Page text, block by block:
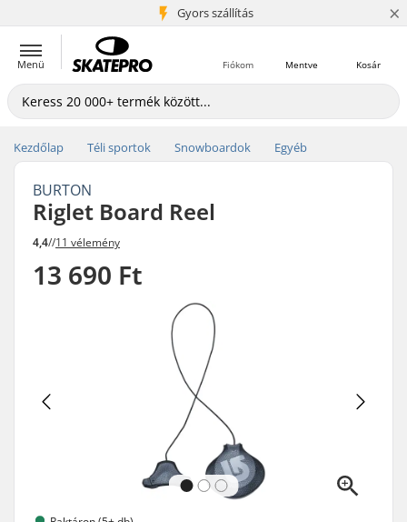
Gyors szállítás
5+ millió ügyfél ×
Menü Kosár
Mentve
Fiókom
Kezdőlap Téli sportok Snowboardok Egyéb
BURTON
Riglet Board Reel
4,4//11 vélemény
13 690 Ft